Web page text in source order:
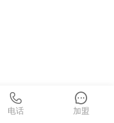
电话 加盟